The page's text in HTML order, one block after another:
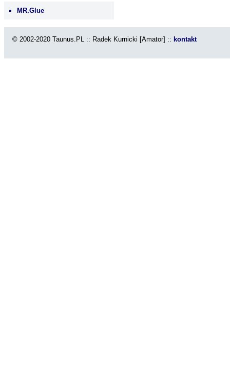
MR.Glue
© 2002-2020 Taunus.PL :: Radek Kurnicki [Amator] :: kontakt